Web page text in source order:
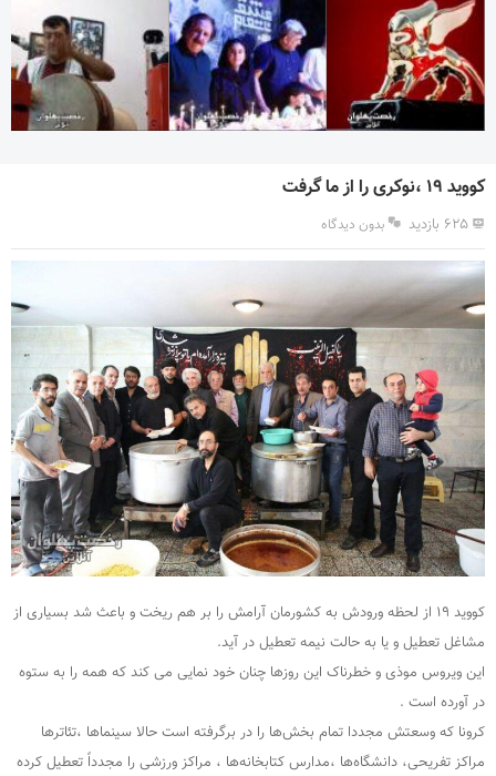
کووید ۱۹ ،نوکری را از ما گرفت
۶۲۵ بازدید بدون دیدگاه
کووید ۱۹ از لحظه ورودش به کشورمان آرامش را بر هم ریخت و باعث شد بسیاری از
مشاغل تعطیل و یا به حالت نیمه تعطیل در آید.
این ویروس موذی و خطرناک این روزها چنان خود نمایی می کند که همه را به ستوه
در آورده است .
کرونا که وسعتش مجددا تمام بخش‌ها را در برگرفته است حالا سینماها ،تئاترها
مراکز تفریحی، دانشگاه‌ها ،مدارس کتابخانه‌ها ، مراکز ورزشی را مجدداً تعطیل کرده